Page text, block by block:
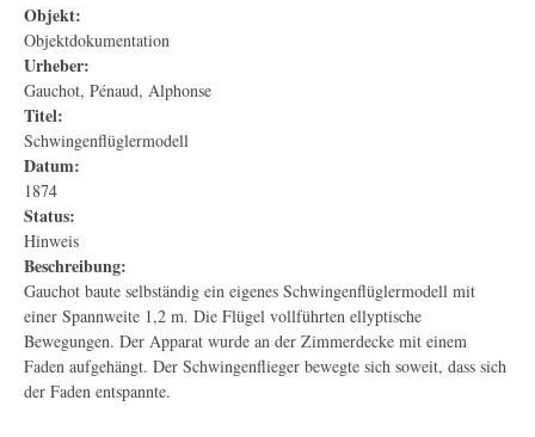
Objekt:
Objektdokumentation
Urheber:
Gauchot, Pénaud, Alphonse
Titel:
Schwingenflüglermodell
Datum:
1874
Status:
Hinweis
Beschreibung:
Gauchot baute selbständig ein eigenes Schwingenflüglermodell mit
einer Spannweite 1,2 m. Die Flügel vollführten ellyptische
Bewegungen. Der Apparat wurde an der Zimmerdecke mit einem
Faden aufgehängt. Der Schwingenflieger bewegte sich soweit, dass sich
der Faden entspannte.